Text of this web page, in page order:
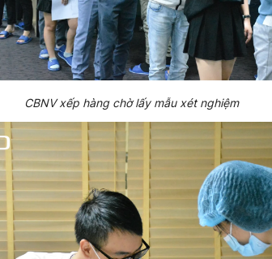
CBNV xếp hàng chờ lấy mẫu xét nghiệm